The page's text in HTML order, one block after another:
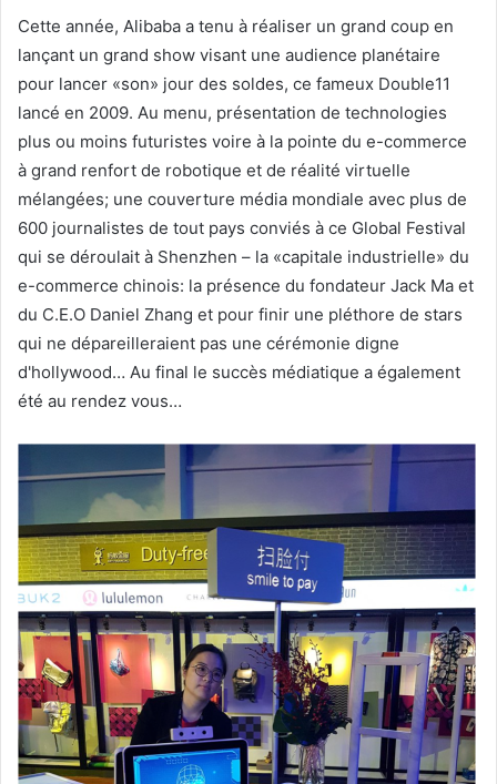
Cette année, Alibaba a tenu à réaliser un grand coup en
lançant un grand show visant une audience planétaire
pour lancer «son» jour des soldes, ce fameux Double11
lancé en 2009. Au menu, présentation de technologies
plus ou moins futuristes voire à la pointe du e-commerce
à grand renfort de robotique et de réalité virtuelle
mélangées; une couverture média mondiale avec plus de
600 journalistes de tout pays conviés à ce Global Festival
qui se déroulait à Shenzhen – la «capitale industrielle» du
e-commerce chinois: la présence du fondateur Jack Ma et
du C.E.O Daniel Zhang et pour finir une pléthore de stars
qui ne dépareilleraient pas une cérémonie digne
d'hollywood… Au final le succès médiatique a également
été au rendez vous…